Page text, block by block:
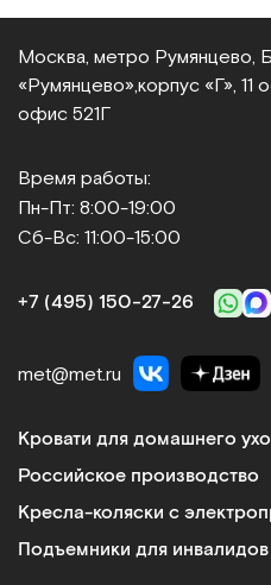
Москва, метро Румянцево,
«Румянцево», корпус «Г», 11
офис 521Г
Время работы:
Пн-Пт: 8:00-19:00
Сб-Вс: 11:00-15:00
+7 (495) 150‑27‑26
met@met.ru
Кровати для домашнего
Российское производство
Кресла-коляски с
Подъемники для инвалидов